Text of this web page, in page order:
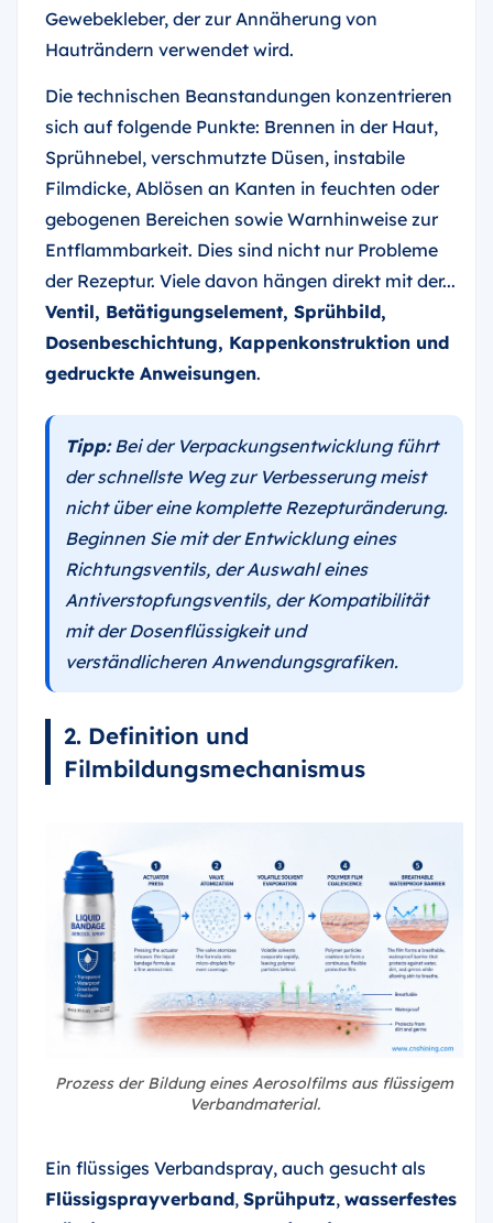
Gewebekleber, der zur Annäherung von
Hauträndern verwendet wird.
Die technischen Beanstandungen konzentrieren
sich auf folgende Punkte: Brennen in der Haut,
Sprühnebel, verschmutzte Düsen, instabile
Filmdicke, Ablösen an Kanten in feuchten oder
gebogenen Bereichen sowie Warnhinweise zur
Entflammbarkeit. Dies sind nicht nur Probleme
der Rezeptur. Viele davon hängen direkt mit der...
Ventil, Betätigungselement, Sprühbild,
Dosenbeschichtung, Kappenkonstruktion und
gedruckte Anweisungen.
Tipp:Bei der Verpackungsentwicklung führt
der schnellste Weg zur Verbesserung meist
nicht über eine komplette Rezepturänderung.
Beginnen Sie mit der Entwicklung eines
Richtungsventils, der Auswahl eines
Antiverstopfungsventils, der Kompatibilität
mit der Dosenflüssigkeit und
verständlicheren Anwendungsgrafiken.
2. Definition und
Filmbildungsmechanismus
Prozess der Bildung eines Aerosolfilms aus flüssigem
Verbandmaterial.
Ein flüssiges Verbandspray, auch gesucht als
Flüssigsprayverband, Sprühputz, wasserfestes